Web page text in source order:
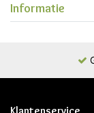
Informatie